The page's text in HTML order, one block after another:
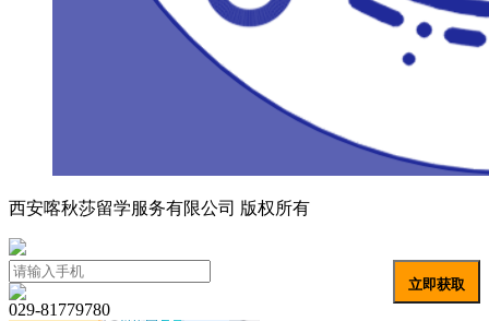
西安喀秋莎留学服务有限公司 版权所有
立即获取
029-81779780